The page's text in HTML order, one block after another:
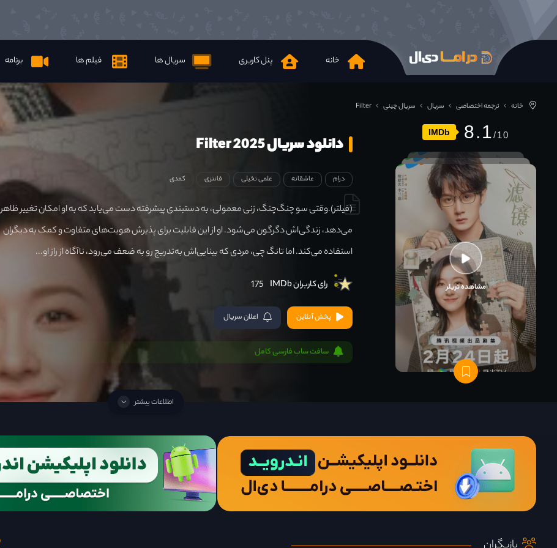
خانه پنل کاربری سریال ها فیلم ها برنامه
خانه ترجمه اختصاصی سریال سریال چینی Filter
IMDb 8.1
مشاهده تریلر
دانلود سریال Filter 2025
درام عاشقانه علمی تخیلی فانتزی کمدی
(فیلتر).وقتی سو چنگ‌چنگ، زنی معمولی، به دستبندی پیشرفته دست می‌یابد که به او امکان تغییر ظاهر
می‌دهد، زندگی‌اش دگرگون می‌شود. او از این قابلیت برای پذیرش هویت‌های متفاوت و کمک به دیگران
استفاده می‌کند. اما تانگ چی، مردی که بینایی‌اش به‌تدریج رو به ضعف می‌رود، ناآگاه از راز او...
رای کاربران IMDb 175
پخش آنلاین اعلان سریال
سافت ساب فارسی کامل
اطلاعات بیشتر